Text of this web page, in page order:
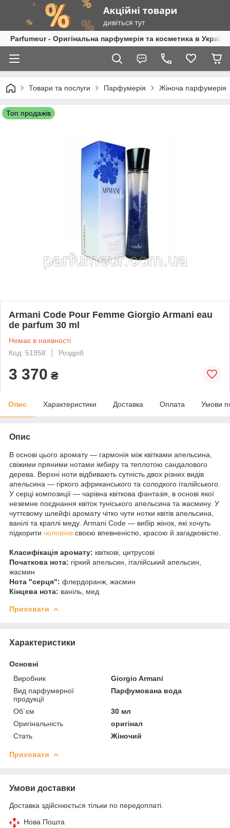
Parfumeur - Оригінальна парфумерія та косметика в Україні
Товари та послуги Парфумерія Жіноча парфумерія
Топ продажів
Armani Code Pour Femme Giorgio Armani eau
de parfum 30 ml
Немає в наявності
Код: 51958
Роздріб
3 370 ₴
Опис Характеристики Доставка Оплата Умови
Опис
В основі цього аромату — гармонія між квітками апельсина,
свіжими пряними нотами імбиру та теплотою сандалового
дерева. Верхні ноти відбивають сутність двох різних видів
апельсина — гіркого африканського та солодкого італійського.
У серці композиції — чарівна квіткова фантазія, в основі якої
неземне поєднання квіток туніського апельсина та жасмину. У
чуттєвому шлейфі аромату чітко чути нотки квітів апельсина,
ванілі та краплі меду. Armani Code — вибір жінок, які хочуть
підкорити чоловіків своєю впевненістю, красою й загадковістю.
Класифікація аромату: квіткові, цитрусові
Початкова нота: гіркий апельсин, італійський апельсин,
жасмин
Нота "серця": флердоранж, жасмин
Кінцева нота: ваніль, мед
Приховати
Характеристики
Основні
Виробник
Giorgio Armani
Вид парфумерної
продукції
Парфумована вода
Об`єм
30 мл
Оригінальність
оригінал
Стать
Жіночий
Приховати
Умови доставки
Доставка здійснюється тільки по передоплаті.
Нова Пошта